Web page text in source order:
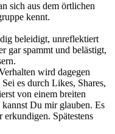
sich aus dem örtlichen
kennt.
beleidigt, unreflektiert
gar spammt und belästigt,
wird dagegen
es durch Likes, Shares,
von einem breiten
Du mir glauben. Es
Spätestens